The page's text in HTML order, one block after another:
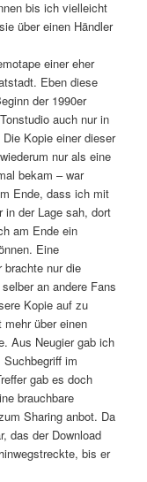
bis ich vielleicht
über einen Händler
einer eher
Eben diese
der 1990er
auch nur in
Kopie einer dieser
nur als eine
bekam – war
Ende, dass ich mit
in der Lage sah, dort
am Ende ein
Eine
brachte nur die
an andere Fans
Kopie auf zu
über einen
Aus Neugier gab ich
im
gab es doch
brauchbare
Sharing anbot. Da
das der Download
bis er